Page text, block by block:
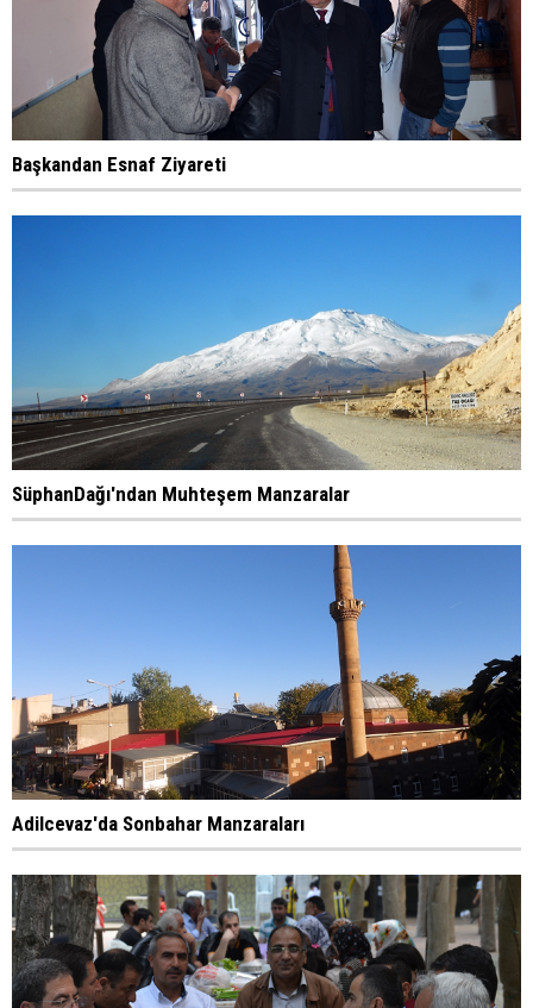
Başkandan Esnaf Ziyareti
SüphanDağı'ndan Muhteşem Manzaralar
Adilcevaz'da Sonbahar Manzaraları